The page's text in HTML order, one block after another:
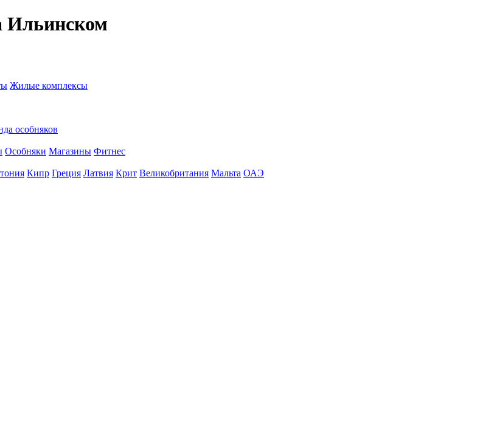
Ильинском
Жилые комплексы
особняков
Особняки Магазины Фитнес
Кипр Греция Латвия Крит Великобритания Мальта ОАЭ